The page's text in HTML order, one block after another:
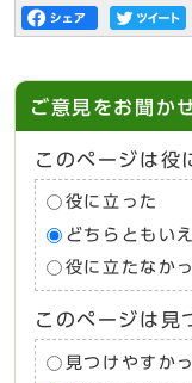
ご意見をお聞か
このページは役
役に立った
どちらともい
役に立たなか
このページは見
見つけやすか